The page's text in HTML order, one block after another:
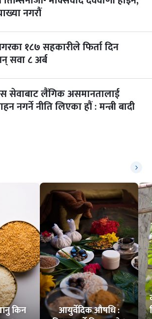
नगरौं
१८७ सहकारीले फिर्ता दिन
सवा ८ अर्ब
सेवाबाट लैंगिक असमानतालाई
नगर्ने नीति लिएका हौं : मन्त्री बादी
किन
आयुर्वेदिक औषधि :